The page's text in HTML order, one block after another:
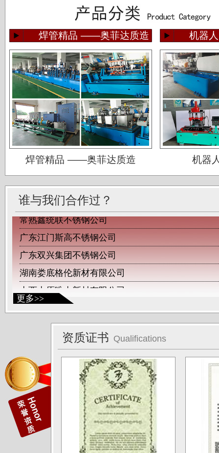
焊管精品 ——奥菲达质造 机器
焊管精品 ——奥菲达质造 机器
更多>>
谁与我们合作过？
佛山运升不锈钢厂
宝菜不锈钢科技（昆山）有限公司
苏州圣珀不锈钢制品有限公司
上海华钢不锈钢有限公司
常熟鑫统联不锈钢公司
广东江门斯高不锈钢公司
广东双兴集团不锈钢公司
湖南娄底格伦新材有限公司
山西太原唯太新材有限公司
山西太原大泽不锈钢公司
佛山南钛制品有限公司
广东德庆康纳国兴公司
唐山海兴金属制品厂
江苏南通中天科技股份有限公司
上海凌士通不锈钢有限公司
江苏无锡应达公司
德阳东方汽轮机厂（东方公司)
资质证书 Qualifications